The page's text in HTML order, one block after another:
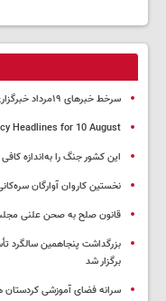
سرخط خبرهای ۱۹مرداد خبرگزاری کردپرس
Headlines for 10 August
این کشور جنگ را به‌اندازه
نخستین کاروان آوارگان سره‌کانی پس از ۷ سال راهی
قانون صلح به صحن علنی
بزرگداشت پنجاهمین سالگرد
برگزار شد
سرانه فضای آموزشی کردستان